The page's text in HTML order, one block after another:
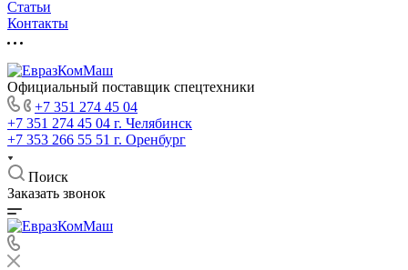
Статьи
Контакты
Официальный поставщик спецтехники
+7 351 274 45 04
+7 351 274 45 04 г. Челябинск
+7 353 266 55 51 г. Оренбург
Поиск
Заказать звонок